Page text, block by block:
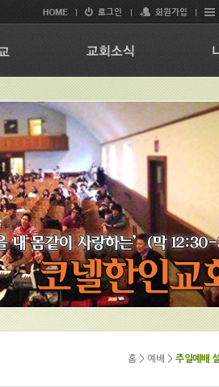
홈 > 예배 > 주일예배